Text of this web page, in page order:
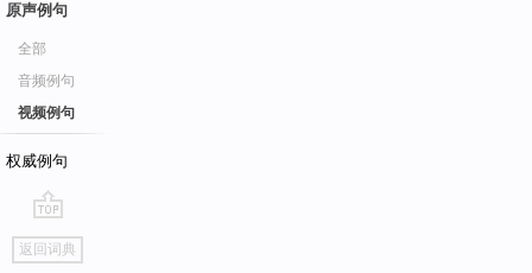
原声例句
全部
音频例句
视频例句
权威例句
go
top
返回词典